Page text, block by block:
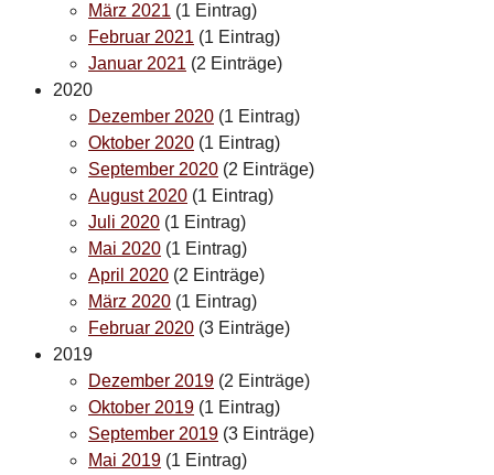
März 2021 (1 Eintrag)
Februar 2021 (1 Eintrag)
Januar 2021 (2 Einträge)
2020
Dezember 2020 (1 Eintrag)
Oktober 2020 (1 Eintrag)
September 2020 (2 Einträge)
August 2020 (1 Eintrag)
Juli 2020 (1 Eintrag)
Mai 2020 (1 Eintrag)
April 2020 (2 Einträge)
März 2020 (1 Eintrag)
Februar 2020 (3 Einträge)
2019
Dezember 2019 (2 Einträge)
Oktober 2019 (1 Eintrag)
September 2019 (3 Einträge)
Mai 2019 (1 Eintrag)